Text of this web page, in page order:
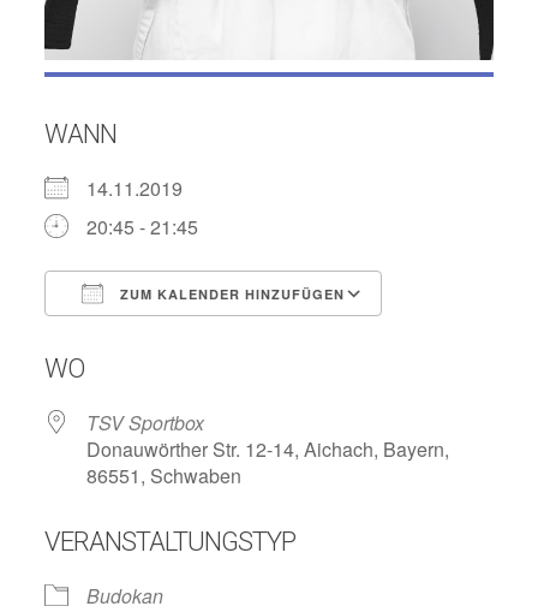
WANN
14.11.2019
20:45 - 21:45
ZUM KALENDER HINZUFÜGEN
WO
TSV Sportbox
Donauwörther Str. 12-14, Aichach, Bayern,
86551, Schwaben
VERANSTALTUNGSTYP
Budokan